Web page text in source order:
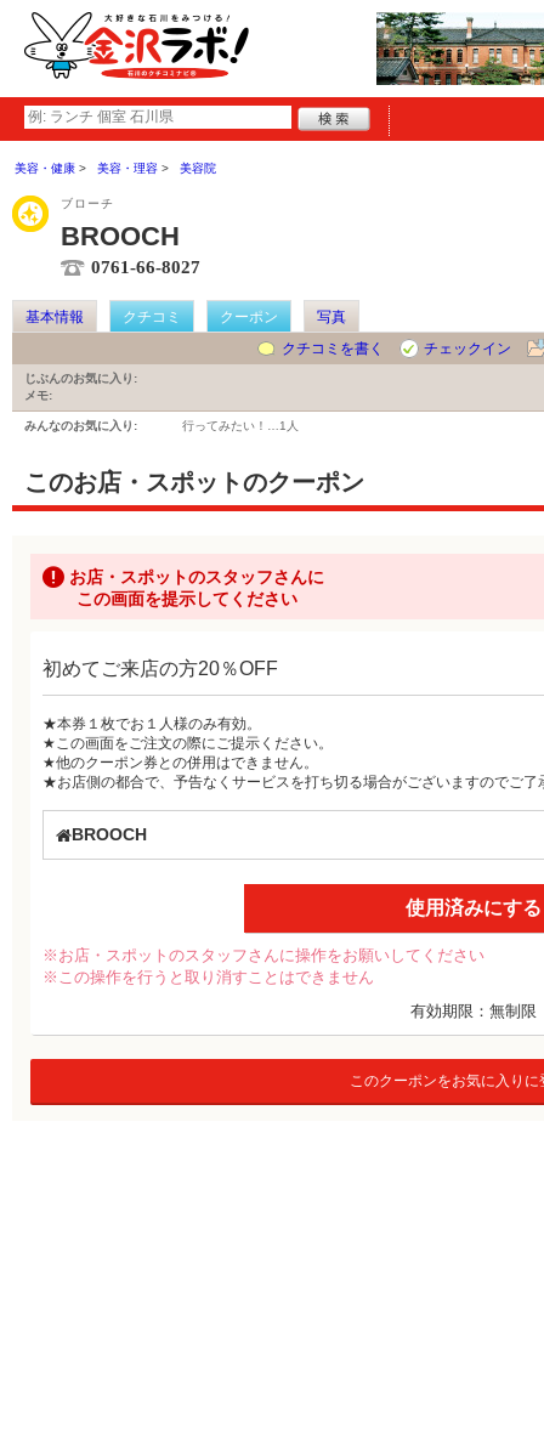
美容・健康 美容・理容 美容院
ブローチ
BROOCH
0761-66-8027
基本情報 クチコミ クーポン
写真
クチコミを書く
チェックイン
じぶんのお気に入り:
メモ:
みんなのお気に入り: 行ってみたい！… 1人
このお店・スポットのクーポン
お店・スポットのスタッフさんに
この画面を提示してください
初めてご来店の方20％OFF
★本券１枚でお１人様のみ有効。
★この画面をご注文の際にご提示ください。
★他のクーポン券との併用はできません。
★お店側の都合で、予告なくサービスを打ち切る場合がございますのでご了
BROOCH
使用済みにする
※お店・スポットのスタッフさんに操作をお願いしてください
※この操作を行うと取り消すことはできません
有効期限：無制限
このクーポンをお気に入りに